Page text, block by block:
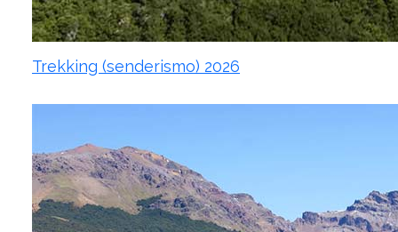
Trekking (senderismo) 2026